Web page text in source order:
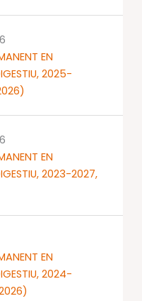
EN
2025-
EN
2023-2027,
EN
2024-